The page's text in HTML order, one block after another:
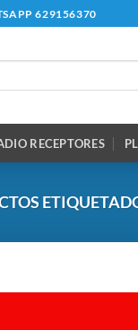
629156370
RECEPTORES